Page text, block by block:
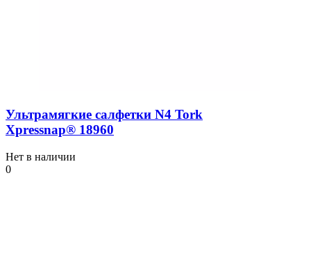
Ультрамягкие салфетки N4 Tork
Xpressnap® 18960
Нет в наличии
0